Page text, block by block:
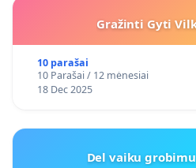
Gražinti Gyti
10 parašai
10 Parašai / 12 mėnesiai
18 Dec 2025
Del vaiku